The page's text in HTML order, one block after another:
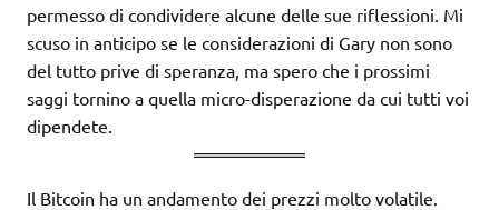
permesso di condividere alcune delle sue riflessioni. Mi
scuso in anticipo se le considerazioni di Gary non sono
del tutto prive di speranza, ma spero che i prossimi
saggi tornino a quella micro-disperazione da cui tutti voi
dipendete.
Il Bitcoin ha un andamento dei prezzi molto volatile.